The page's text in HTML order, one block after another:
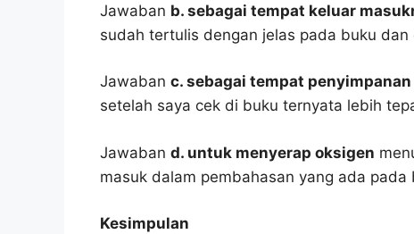
Jawaban b. sebagai tempat keluar
sudah tertulis dengan jelas pada buku
Jawaban c. sebagai tempat penyimpanan
setelah saya cek di buku ternyata lebih
Jawaban d. untuk menyerap oksigen
masuk dalam pembahasan yang ada pada
Kesimpulan